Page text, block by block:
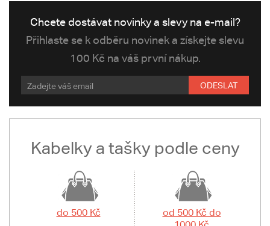
Chcete dostávat novinky a slevy na e-mail?
Přihlaste se k odběru novinek a získejte slevu
100 Kč na váš první nákup.
ODESLAT
Kabelky a tašky podle ceny
do 500 Kč
od 500 Kč do